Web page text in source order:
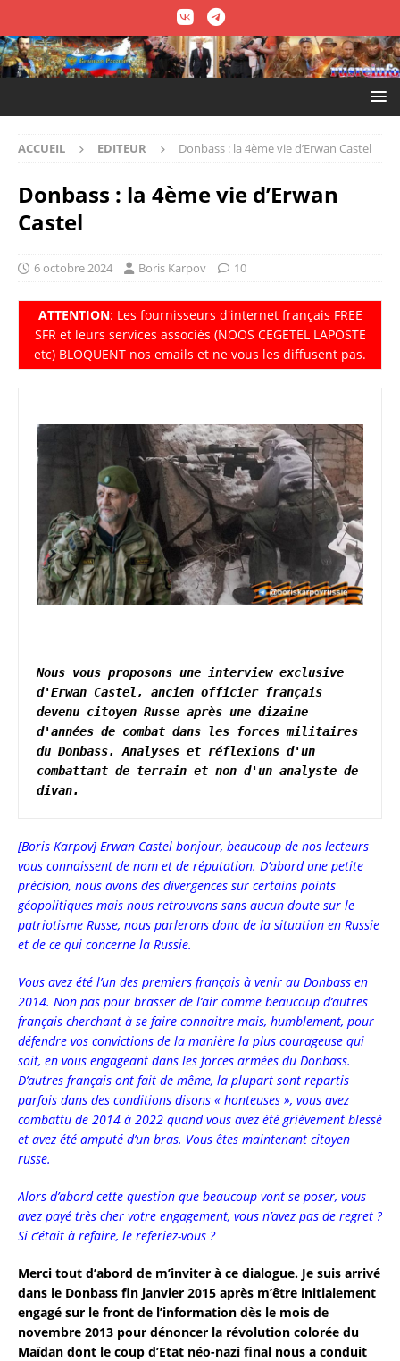
ACCUEIL EDITEUR Donbass : la 4ème vie d’Erwan Castel
Donbass : la 4ème vie d’Erwan
Castel
6 octobre 2024 Boris Karpov 10
ATTENTION: Les fournisseurs d'internet français FREE
SFR et leurs services associés (NOOS CEGETEL LAPOSTE
etc) BLOQUENT nos emails et ne vous les diffusent pas.
Nous vous proposons une interview exclusive
d'Erwan Castel, ancien officier français
devenu citoyen Russe après une dizaine
d'années de combat dans les forces militaires
du Donbass. Analyses et réflexions d'un
combattant de terrain et non d'un analyste de
divan.
[Boris Karpov] Erwan Castel bonjour, beaucoup de nos lecteurs
vous connaissent de nom et de réputation. D’abord une petite
précision, nous avons des divergences sur certains points
géopolitiques mais nous retrouvons sans aucun doute sur le
patriotisme Russe, nous parlerons donc de la situation en Russie
et de ce qui concerne la Russie.
Vous avez été l’un des premiers français à venir au Donbass en
2014. Non pas pour brasser de l’air comme beaucoup d’autres
français cherchant à se faire connaitre mais, humblement, pour
défendre vos convictions de la manière la plus courageuse qui
soit, en vous engageant dans les forces armées du Donbass.
D’autres français ont fait de même, la plupart sont repartis
parfois dans des conditions disons « honteuses », vous avez
combattu de 2014 à 2022 quand vous avez été grièvement blessé
et avez été amputé d’un bras. Vous êtes maintenant citoyen
russe.
Alors d’abord cette question que beaucoup vont se poser, vous
avez payé très cher votre engagement, vous n’avez pas de regret ?
Si c’était à refaire, le referiez-vous ?
Merci tout d’abord de m’inviter à ce dialogue. Je suis arrivé
dans le Donbass fin janvier 2015 après m’être initialement
engagé sur le front de l’information dès le mois de
novembre 2013 pour dénoncer la révolution colorée du
Maïdan dont le coup d’Etat néo-nazi final nous a conduit